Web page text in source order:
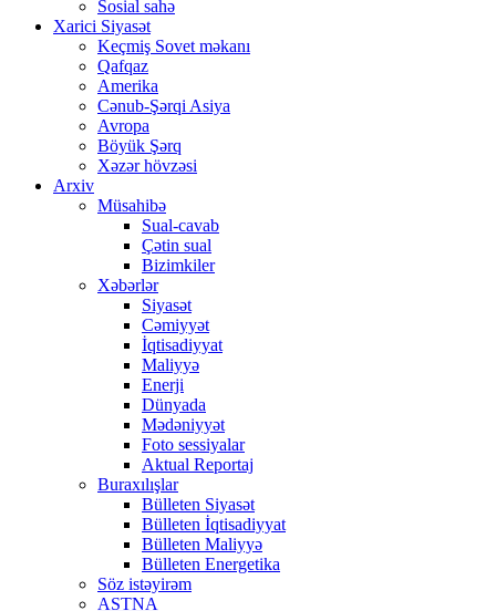
Sosial sahə
Xarici Siyasət
Keçmiş Sovet məkanı
Qafqaz
Amerika
Cənub-Şərqi Asiya
Avropa
Böyük Şərq
Xəzər hövzəsi
Arxiv
Müsahibə
Sual-cavab
Çətin sual
Bizimkiler
Xəbərlər
Siyasət
Cəmiyyət
İqtisadiyyat
Maliyyə
Enerji
Dünyada
Mədəniyyət
Foto sessiyalar
Aktual Reportaj
Buraxılışlar
Bülleten Siyasət
Bülleten İqtisadiyyat
Bülleten Maliyyə
Bülleten Energetika
Söz istəyirəm
ASTNA